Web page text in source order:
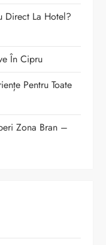
Direct La Hotel?
În Cipru
Pentru Toate
Zona Bran –